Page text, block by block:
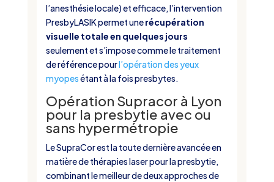
l’anesthésie locale) et efficace, l’intervention
PresbyLASIK permet unerécupération
visuelle totale en quelques jours
seulement et s’impose comme le traitement
de référence pourl’opération des yeux
myopesétant à la fois presbytes.
Opération Supracor à Lyon
pour la presbytie avec ou
sans hypermétropie
Le SupraCor est la toute dernière avancée en
matière de thérapies laser pour la presbytie,
combinant le meilleur de deux approches de